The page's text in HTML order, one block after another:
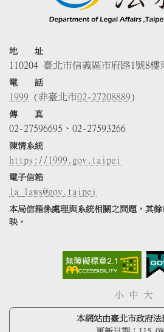
地 址
110204 臺北市信義區市府路1號8樓
電 話
1999 (非臺北市02-27208889)
傳 真
02-27596695、02-27593266
陳情系統
https://1999.gov.taipei
電子信箱
la_laws@gov.taipei
本局信箱係處理與系統相關之問題，其
映。
小 中 大
本網站由臺北市政府法